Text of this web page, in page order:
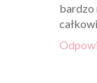
bardzo